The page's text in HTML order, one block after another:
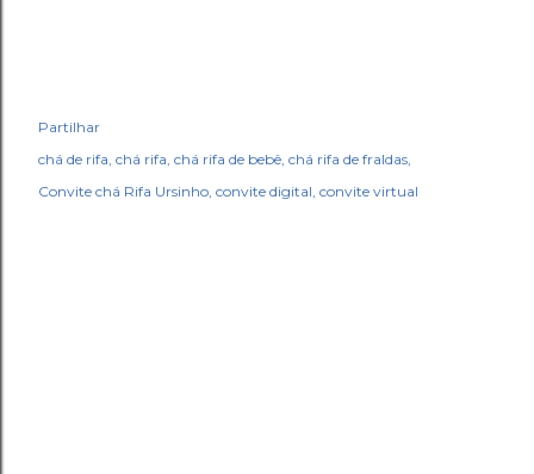
Partilhar
chá de rifa chá rifa chá rifa de bebê chá rifa de fraldas
Convite chá Rifa Ursinho convite digital convite virtual